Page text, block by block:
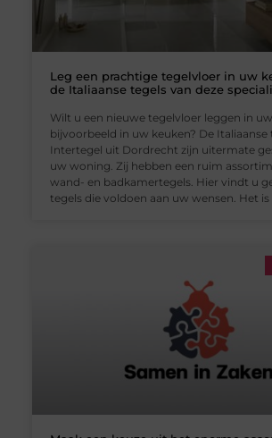
Leg een prachtige tegelvloer in uw
de Italiaanse tegels van deze
Wilt u een nieuwe tegelvloer leggen in
bijvoorbeeld in uw keuken? De Italiaanse
Intertegel uit Dordrecht zijn uitermate
uw woning. Zij hebben een ruim
wand- en badkamertegels. Hier vindt u
tegels die voldoen aan uw wensen. Het